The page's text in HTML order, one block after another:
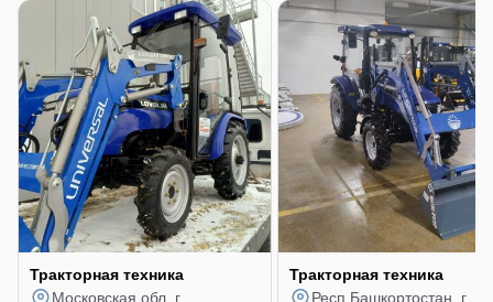
Тракторная техника
Московская обл, г
Тракторная техника
Респ Башкортостан, г